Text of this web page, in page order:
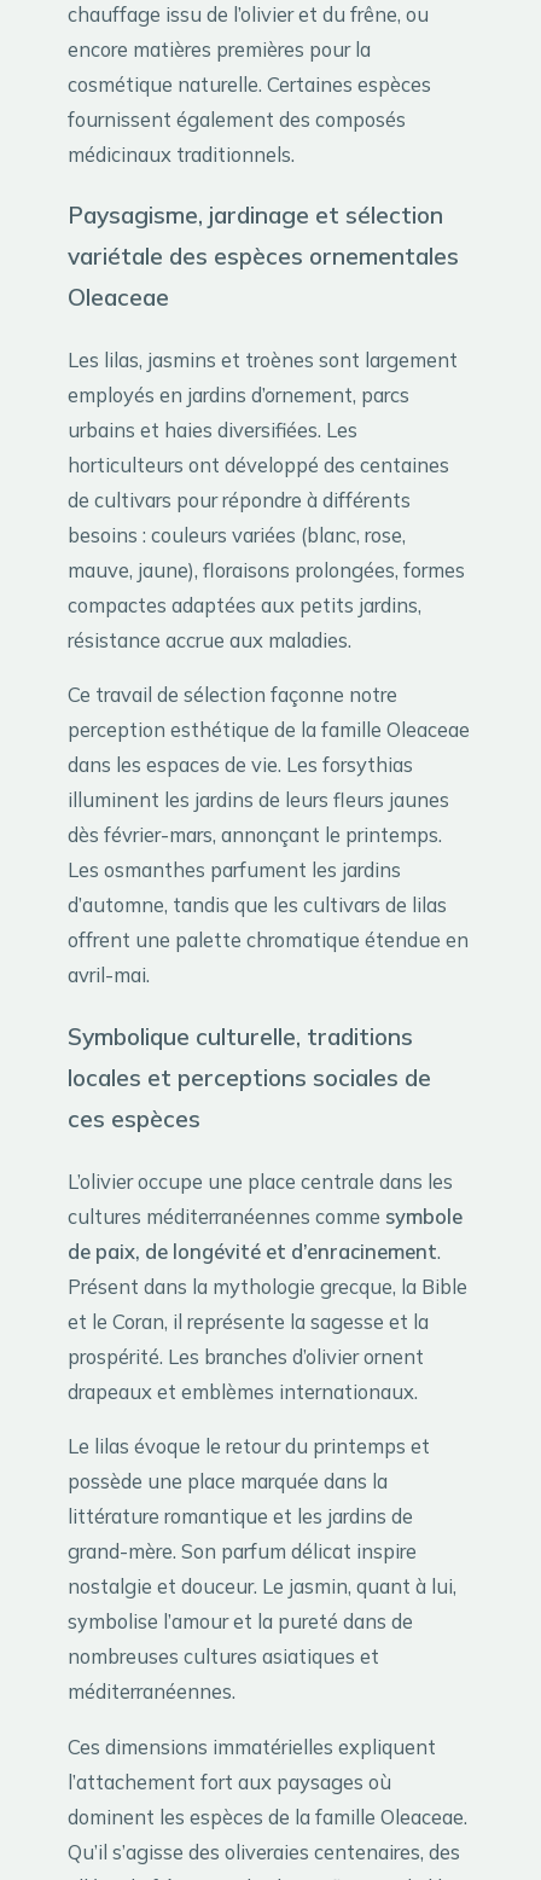
chauffage issu de l’olivier et du frêne, ou
encore matières premières pour la
cosmétique naturelle. Certaines espèces
fournissent également des composés
médicinaux traditionnels.
Paysagisme, jardinage et sélection
variétale des espèces ornementales
Oleaceae
Les lilas, jasmins et troènes sont largement
employés en jardins d’ornement, parcs
urbains et haies diversifiées. Les
horticulteurs ont développé des centaines
de cultivars pour répondre à différents
besoins : couleurs variées (blanc, rose,
mauve, jaune), floraisons prolongées, formes
compactes adaptées aux petits jardins,
résistance accrue aux maladies.
Ce travail de sélection façonne notre
perception esthétique de la famille Oleaceae
dans les espaces de vie. Les forsythias
illuminent les jardins de leurs fleurs jaunes
dès février-mars, annonçant le printemps.
Les osmanthes parfument les jardins
d’automne, tandis que les cultivars de lilas
offrent une palette chromatique étendue en
avril-mai.
Symbolique culturelle, traditions
locales et perceptions sociales de
ces espèces
L’olivier occupe une place centrale dans les
cultures méditerranéennes comme symbole
de paix, de longévité et d’enracinement.
Présent dans la mythologie grecque, la Bible
et le Coran, il représente la sagesse et la
prospérité. Les branches d’olivier ornent
drapeaux et emblèmes internationaux.
Le lilas évoque le retour du printemps et
possède une place marquée dans la
littérature romantique et les jardins de
grand-mère. Son parfum délicat inspire
nostalgie et douceur. Le jasmin, quant à lui,
symbolise l’amour et la pureté dans de
nombreuses cultures asiatiques et
méditerranéennes.
Ces dimensions immatérielles expliquent
l’attachement fort aux paysages où
dominent les espèces de la famille Oleaceae.
Qu’il s’agisse des oliveraies centenaires, des